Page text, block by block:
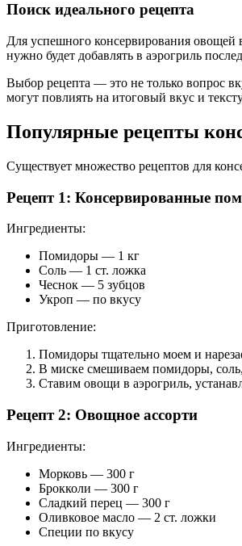
Поиск идеального рецепта
Для успешного консервирования овощей
нужно будет добавлять в аэрогриль
Выбор рецепта — это не только вопрос
могут повлиять на итоговый вкус и
Популярные рецепты
Существует множество рецептов для
Рецепт 1: Консервированные
Ингредиенты:
Помидоры — 1 кг
Соль — 1 ст. ложка
Чеснок — 5 зубцов
Укроп — по вкусу
Приготовление:
Помидоры тщательно моем и
В миске смешиваем помидоры,
Ставим овощи в аэрогриль,
Рецепт 2: Овощное ассорти
Ингредиенты:
Морковь — 300 г
Брокколи — 300 г
Сладкий перец — 300 г
Оливковое масло — 2 ст. ложки
Специи по вкусу